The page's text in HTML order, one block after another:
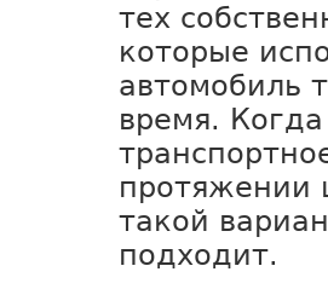
тех
которые
автомобиль
время.
протяжении
такой
подходит.